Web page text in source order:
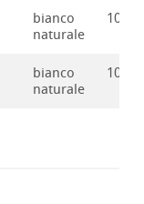
bianco
naturale
bianco
naturale